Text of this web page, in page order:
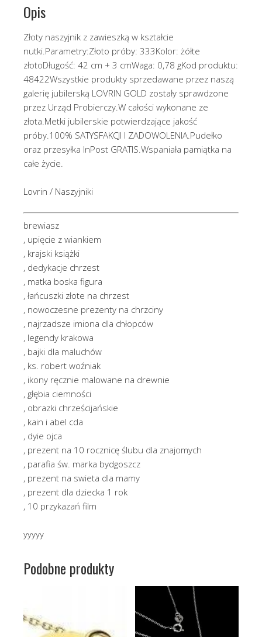
Opis
Złoty naszyjnik z zawieszką w kształcie
nutki.Parametry:Złoto próby: 333Kolor: żółte
złotoDługość: 42 cm + 3 cmWaga: 0,78 gKod produktu:
48422Wszystkie produkty sprzedawane przez naszą
galerię jubilerską LOVRIN GOLD zostały sprawdzone
przez Urząd Probierczy.W całości wykonane ze
złota.Metki jubilerskie potwierdzające jakość
próby.100% SATYSFAKCJI I ZADOWOLENIA.Pudełko
oraz przesyłka InPost GRATIS.Wspaniała pamiątka na
całe życie.
Lovrin / Naszyjniki
brewiasz
, upięcie z wiankiem
, krajski książki
, dedykacje chrzest
, matka boska figura
, łańcuszki złote na chrzest
, nowoczesne prezenty na chrzciny
, najrzadsze imiona dla chłopców
, legendy krakowa
, bajki dla maluchów
, ks. robert woźniak
, ikony ręcznie malowane na drewnie
, głębia ciemności
, obrazki chrześcijańskie
, kain i abel cda
, dyie ojca
, prezent na 10 rocznicę ślubu dla znajomych
, parafia św. marka bydgoszcz
, prezent na swieta dla mamy
, prezent dla dziecka 1 rok
, 10 przykazań film
yyyyy
Podobne produkty